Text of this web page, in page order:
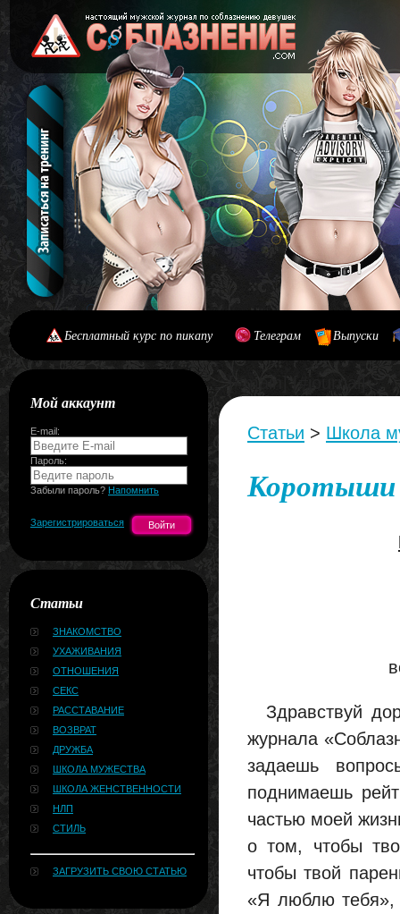
Бесплатный курс по пикапу Телеграм Выпуски
Мой аккаунт
E-mail:
Пароль:
Забыли пароль? Напомнить
Зарегистрироваться
Статьи
ЗНАКОМСТВО
УХАЖИВАНИЯ
ОТНОШЕНИЯ
СЕКС
РАССТАВАНИЕ
ВОЗВРАТ
ДРУЖБА
ШКОЛА МУЖЕСТВА
ШКОЛА ЖЕНСТВЕННОСТИ
НЛП
СТИЛЬ
ЗАГРУЗИТЬ СВОЮ СТАТЬЮ
Статьи > Школа
Здравствуй
журнала
задаешь
поднимаешь
частью моей
о том, чтобы
чтобы твой
«Я люблю тебя»,